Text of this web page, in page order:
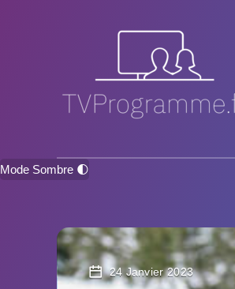
Mode Sombre 🌓
24 Janvier 2023